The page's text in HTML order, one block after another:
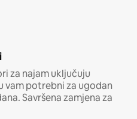
za najam uključuju
vam potrebni za ugodan
Savršena zamjena za